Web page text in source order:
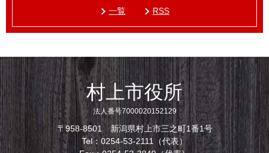
一覧 RSS
村上市役所
法人番号7000020152129
〒958-8501 新潟県村上市三之町1番1号
Tel：0254-53-2111（代表）